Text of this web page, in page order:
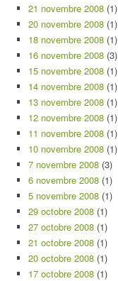
21 novembre 2008 (1)
20 novembre 2008 (1)
18 novembre 2008 (1)
16 novembre 2008 (3)
15 novembre 2008 (1)
14 novembre 2008 (1)
13 novembre 2008 (1)
12 novembre 2008 (1)
11 novembre 2008 (1)
10 novembre 2008 (1)
7 novembre 2008 (3)
6 novembre 2008 (1)
5 novembre 2008 (1)
29 octobre 2008 (1)
27 octobre 2008 (1)
21 octobre 2008 (1)
20 octobre 2008 (1)
17 octobre 2008 (1)